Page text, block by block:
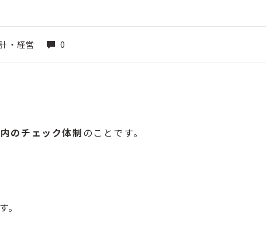
・経営 0
のチェック体制のことです。